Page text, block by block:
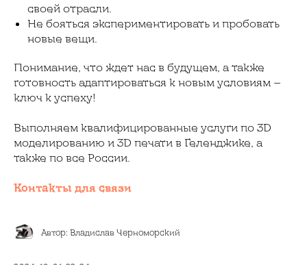
своей отрасли.
Не бояться экспериментировать и пробовать
новые вещи.
Понимание, что ждет нас в будущем, а также
готовность адаптироваться к новым условиям —
ключ к успеху!
Выполняем квалифицированные услуги по 3D
моделированию и 3D печати в Геленджике, а
также по все России.
Контакты для связи
Автор: Владислав Черноморский